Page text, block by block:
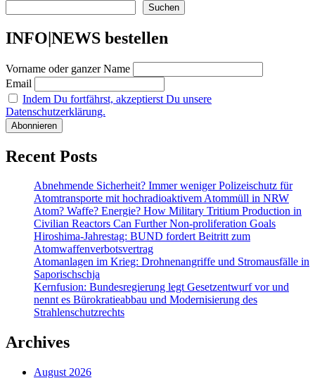
Suchen
INFO|NEWS bestellen
Vorname oder ganzer Name
Email
Indem Du fortfährst, akzeptierst Du unsere
Datenschutzerklärung.
Recent Posts
Abnehmende Sicherheit? Immer weniger Polizeischutz für
Atomtransporte mit hochradioaktivem Atommüll in NRW
Atom? Waffe? Energie? How Military Tritium Production in
Civilian Reactors Can Further Non-proliferation Goals
Hiroshima-Jahrestag: BUND fordert Beitritt zum
Atomwaffenverbotsvertrag
Atomanlagen im Krieg: Drohnenangriffe und Stromausfälle in
Saporischschja
Kernfusion: Bundesregierung legt Gesetzentwurf vor und
nennt es Bürokratieabbau und Modernisierung des
Strahlenschutzrechts
Archives
August 2026